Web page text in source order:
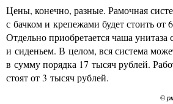
Цены, конечно, разные. Рамочная
с бачком и крепежами будет стоить от
Отдельно приобретается чаша
и сиденьем. В целом, вся система
в сумму порядка 17 тысяч рублей.
стоят от 3 тысяч рублей.
©